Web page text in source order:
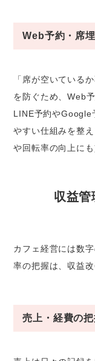
Web予約・席
「席が空いている
を防ぐため、Web
LINE予約やGoogle
やすい仕組みを整
や回転率の向上にも
収益
カフェ経営には数
率の把握は、収益
売上・経費の